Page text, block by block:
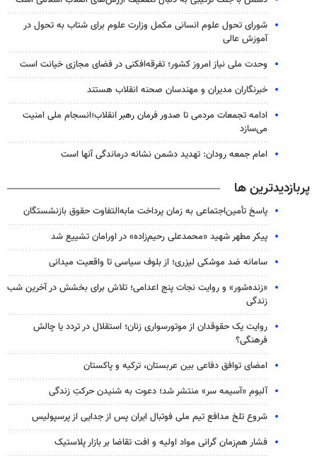
شورای تحول علوم انسانی مکمل وزارت علوم برای شتاب به تحول در
آموزش عالی
وحدت ملی نیاز امروز کشور؛ تفرقه‌افکنی در فضای مجازی خیانت است
خبرنگاران مدیران و مهندسان صحنه انقلاب هستند
ادامه تجمعات مردمی تا صدور فرمان رهبر انقلاب؛انسجام ملی امنیت‌
می‌سازد
امام جمعه رودان: تهدید دشمن نشانه درماندگی آنها است
پربازدیدترین ها
پاسخ تأمین‌اجتماعی به زمان پرداخت مابه‌التفاوت حقوق بازنشستگان
پیکر مطهر شهید «محمدعلی رحیم‌زاده» در اورامان تشییع شد
سامانه ضد موشکی لیزری؛ از بلوف سیاسی تا واقعیت میدانی
«زنده‌شور» و روایت نجات پنج اعدامی؛ تلاش برای بخشش در آخرین شب
زندگی
روایت یک حقوقدان از موتورسواری زنان؛ استقلال در تردد یا چالش
فرهنگی؟
امضای توافق دفاعی بین عربستان، ترکیه و پاکستان
آلبوم «آسیمه سر» منتشر شد؛ دعوت به شنیدن حرکتِ زندگی
شروع تلخ مدافع تیم ملی فوتبال ایران پس از جدایی از پرسپولیس
فشار هم‌زمان گرانی مواد اولیه و افت تقاضا بر بازار پلاستیک